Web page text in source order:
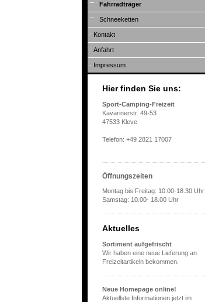
Fahrradträger
Schneeketten
Kontakt
Anfahrt
Impressum
Hier finden Sie uns:
Sport-Camping-Freizeit
Kavarinerstr. 49-53
47533 Kleve
Telefon: +49 2821 17007
Öffnungszeiten
Montag bis Freitag: 10.00-18.30 Uhr
Samstag: 10.00- 18.00 Uhr
Aktuelles
Sortiment aufgefrischt
Wir haben eine neue Lieferung an
Freizeitartikeln bekommen.
Neue Homepage online!
Aktuellste Informationen jetzt im